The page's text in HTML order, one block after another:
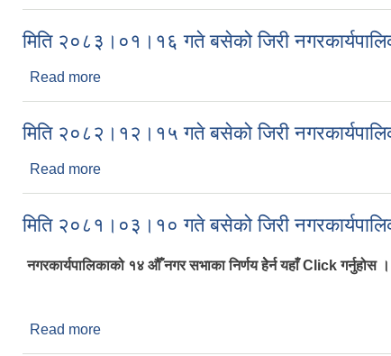
मिति २०८३।०१।१६ गते बसेको जिरी
Read more
मिति २०८२।१२।१५ गते बसेको जिरी
Read more
मिति २०८१।०३।१० गते बसेको जिरी
नगरकार्यपालिकाको १४ औँ नगर सभाका निर्णय हेेर्न यहाँ Click गर्नुहोस ।
Read more